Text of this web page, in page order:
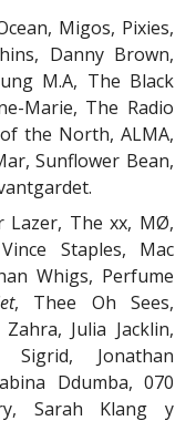
Migos, Pixies,
Danny Brown,
M.A, The Black
Marie, The Radio
the North, ALMA,
Sunflower Bean,
Lazer, The xx, MØ,
Staples, Mac
Whigs, Perfume
, Thee Oh Sees,
Julia Jacklin,
Sigrid, Jonathan
Ddumba, 070
Sarah Klang y